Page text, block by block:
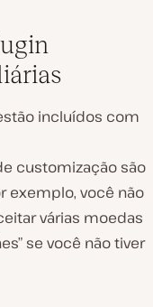
incluídos com
customização são
exemplo, você não
várias moedas
se você não tiver